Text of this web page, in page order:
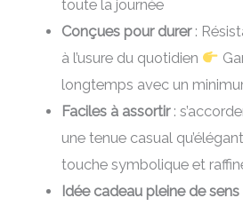
toute la journée
Conçues pour durer:
à l’usure du quotidien
longtemps avec un
Faciles à assortir:
une tenue casual
touche symbolique et
Idée cadeau pleine de sens